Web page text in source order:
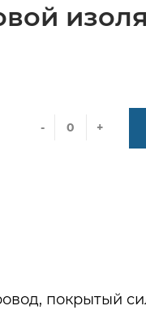
- +
покрытый